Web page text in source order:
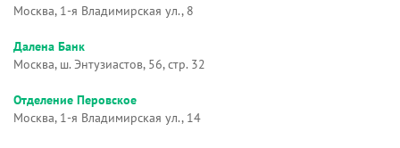
Москва, 1-я Владимирская ул., 8
Далена Банк
Москва, ш. Энтузиастов, 56, стр. 32
Отделение Перовское
Москва, 1-я Владимирская ул., 14